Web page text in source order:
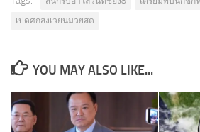
เปดศกสงเวยนมวยสด
YOU MAY ALSO LIKE...